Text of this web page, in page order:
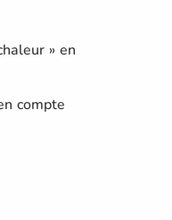
» en
compte